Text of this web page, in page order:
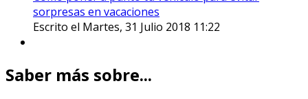
sorpresas en vacaciones
Escrito el Martes, 31 Julio 2018 11:22
Saber más sobre...